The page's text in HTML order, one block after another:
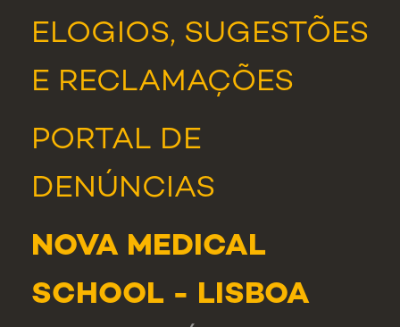
ELOGIOS, SUGESTÕES
E RECLAMAÇÕES
PORTAL DE
DENÚNCIAS
NOVA MEDICAL
SCHOOL - LISBOA